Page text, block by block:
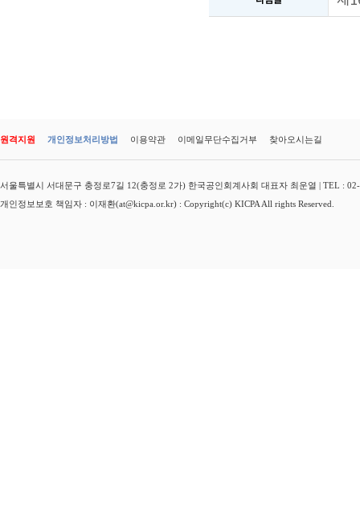
원격지원 개인정보처리방법 이용약관 이메일무단수집거부 찾아오시는길
서울특별시 서대문구 충정로7길 12(충정로 2가) 한국공인회계사회 대표자 최운열 | TEL :
개인정보보호 책임자 : 이재환(at@kicpa.or.kr) : Copyright(c) KICPA All rights Reserved.